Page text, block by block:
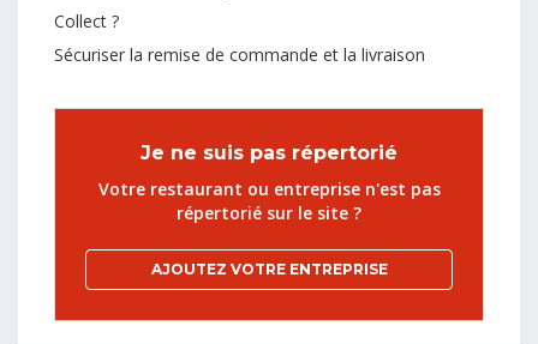
Collect ?
Sécuriser la remise de commande et la livraison
Je ne suis pas répertorié
Votre restaurant ou entreprise n'est pas
répertorié sur le site ?
AJOUTEZ VOTRE ENTREPRISE